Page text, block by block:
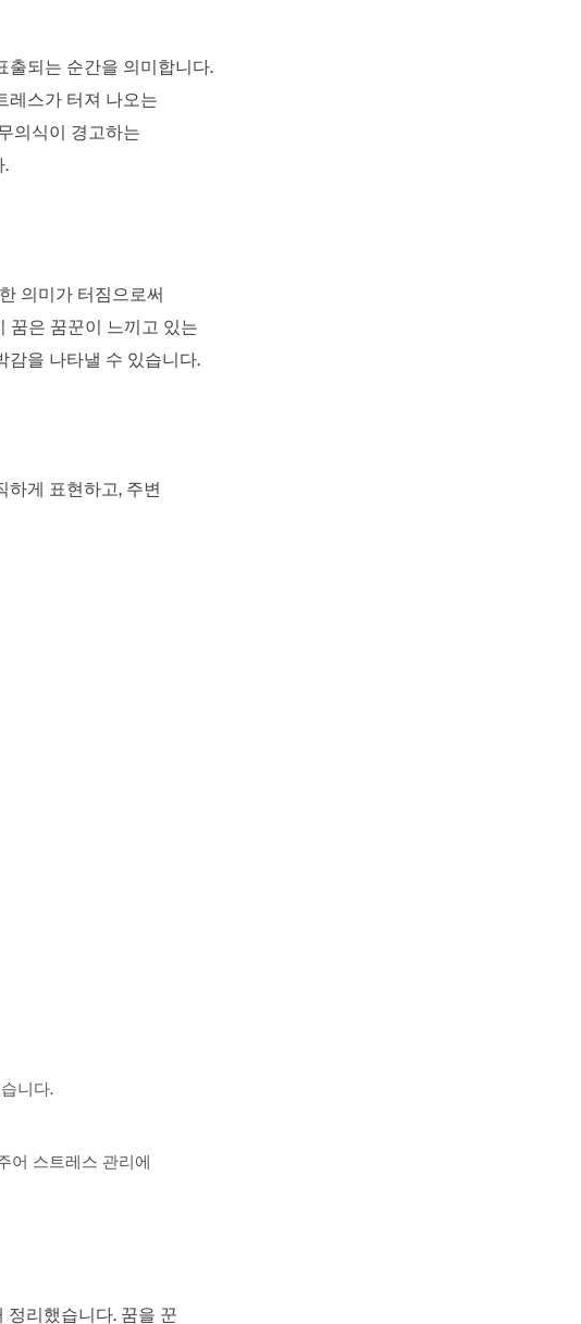
출되는 순간을 의미합니다.
레스가 터져 나오는
의식이 경고하는
.
의미가 터짐으로써
꿈은 꿈꾼이 느끼고 있는
감을 나타낼 수 있습니다.
하게 표현하고, 주변
니다.
어 스트레스 관리에
정리했습니다. 꿈을 꾼